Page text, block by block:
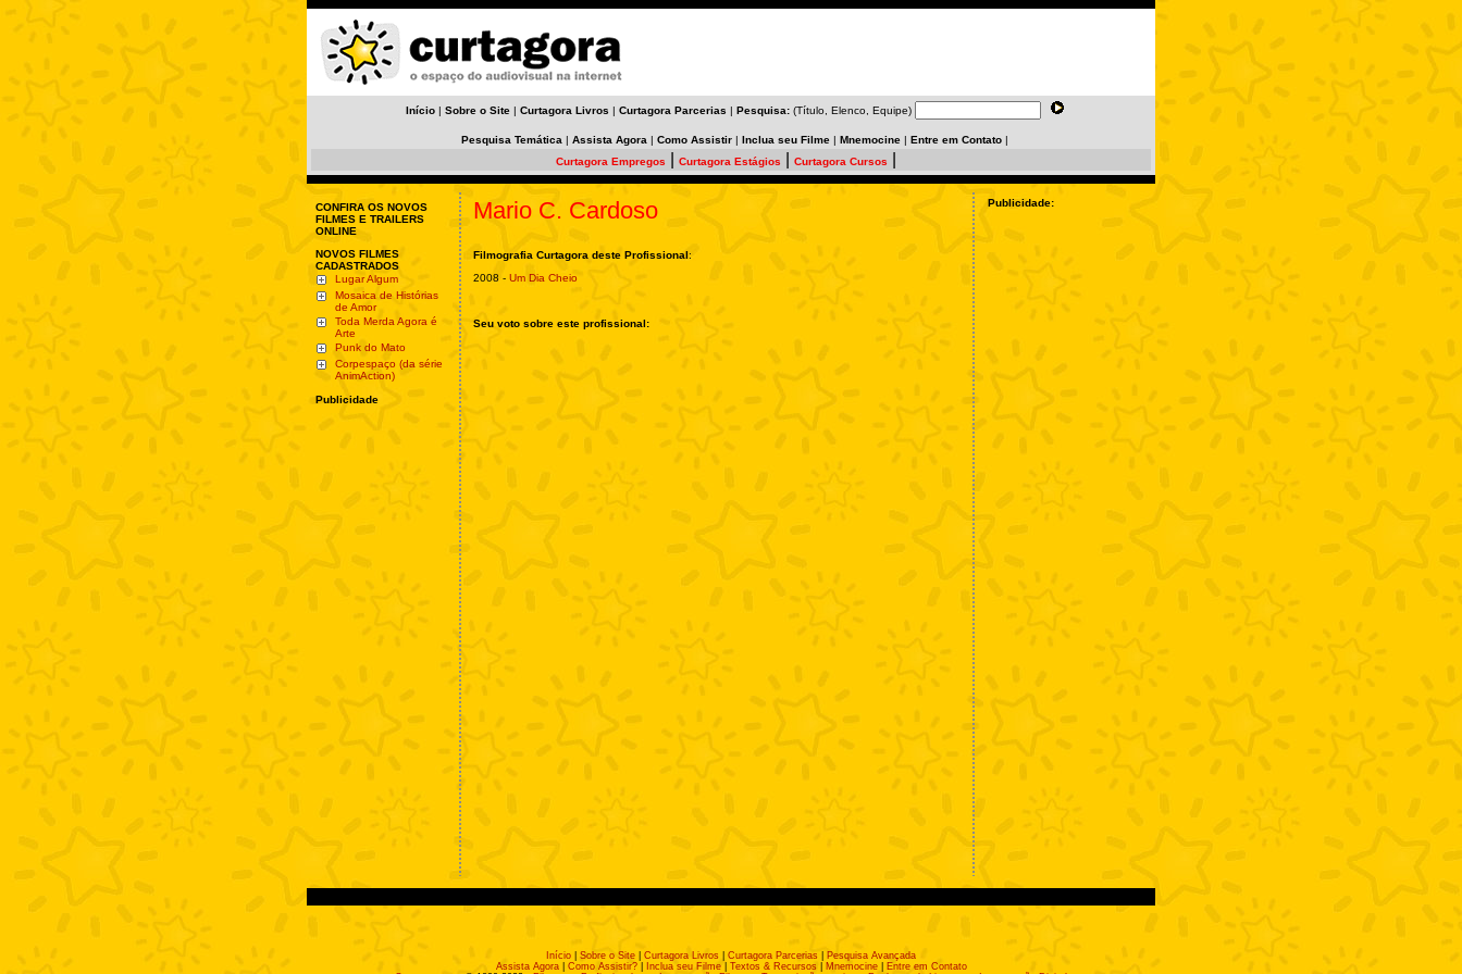
Início | Sobre o Site | Curtagora Livros | Curtagora Parcerias | Pesquisa: (Título, Elenco, Equipe)
Pesquisa Temática | Assista Agora | Como Assistir | Inclua seu Filme | Mnemocine | Entre em Contato |
Curtagora Empregos
Curtagora Estágios Curtagora Cursos
CONFIRA OS NOVOS
FILMES E TRAILERS
ONLINE
NOVOS FILMES
CADASTRADOS
Lugar Algum
Mosaica de Histórias
de Amor
Toda Merda Agora é
Arte
Punk do Mato
Corpespaço (da série
AnimAction)
Publicidade
Mario C. Cardoso
Filmografia Curtagora deste Profissional:
2008 - Um Dia Cheio
Seu voto sobre este profissional:
Publicidade:
Início Sobre o Site Curtagora Livros Curtagora Parcerias
Pesquisa Avançada
Assista Agora| Como Assistir?| Inclua seu Filme| Textos & Recursos Mnemocine|
Entre em Contato